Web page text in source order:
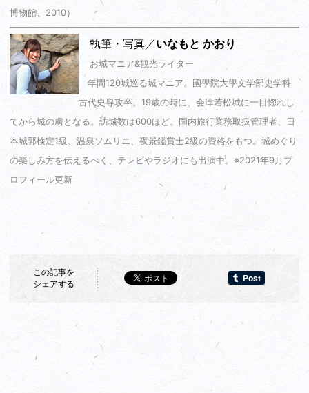
博物館、2010）
執筆・写真／いなもと かおり
お城マニア&観光ライター
年間120城巡る城マニア。國學院大學文学部史学科
古代史専攻卒。19歳の時に、会津若松城に一目惚れし
てから城の虜となる。訪城数は600ほど。国内旅行業務取扱管理者、日
本城郭検定1級、温泉ソムリエ、夜景鑑賞士2級の資格をもつ。城めぐり
の楽しみ方を伝えるべく、テレビやラジオにも出演中。 ※2021年9月プ
ロフィール更新
この記事を
シェアする